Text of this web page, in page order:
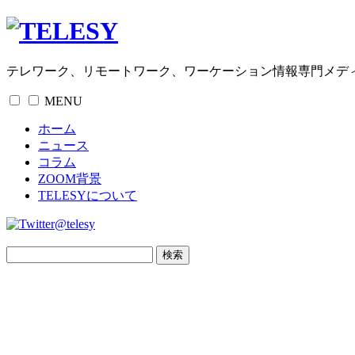
テレワーク、リモートワーク、ワーケーション情報専門メデ
MENU
ホーム
ニュース
コラム
ZOOM背景
TELESYについて
@telesy